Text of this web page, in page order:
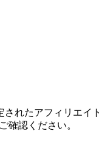
れたアフィリエイ
確認ください。